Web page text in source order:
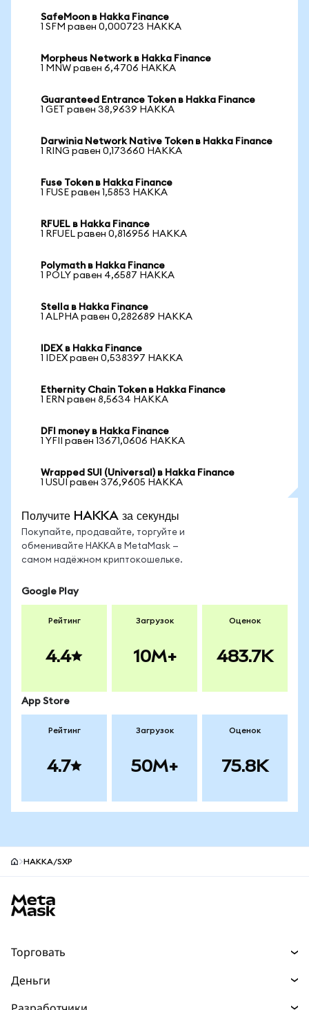
SafeMoon в Hakka Finance
1 SFM равен 0,000723 HAKKA
Morpheus Network в Hakka Finance
1 MNW равен 6,4706 HAKKA
Guaranteed Entrance Token в Hakka Finance
1 GET равен 38,9639 HAKKA
Darwinia Network Native Token в Hakka Finance
1 RING равен 0,173660 HAKKA
Fuse Token в Hakka Finance
1 FUSE равен 1,5853 HAKKA
RFUEL в Hakka Finance
1 RFUEL равен 0,816956 HAKKA
Polymath в Hakka Finance
1 POLY равен 4,6587 HAKKA
Stella в Hakka Finance
1 ALPHA равен 0,282689 HAKKA
IDEX в Hakka Finance
1 IDEX равен 0,538397 HAKKA
Ethernity Chain Token в Hakka Finance
1 ERN равен 8,5634 HAKKA
DFI money в Hakka Finance
1 YFII равен 13671,0606 HAKKA
Wrapped SUI (Universal) в Hakka Finance
1 USUI равен 376,9605 HAKKA
Получите HAKKA за секунды
Покупайте, продавайте, торгуйте и
обменивайте HAKKA в MetaMask —
самом надёжном криптокошельке.
Google Play
Рейтинг
4.4
Загрузок
10M+
Оценок
483.7K
App Store
Рейтинг
4.7
Загрузок
50M+
Оценок
75.8K
HAKKA/SXP
Торговать
Деньги